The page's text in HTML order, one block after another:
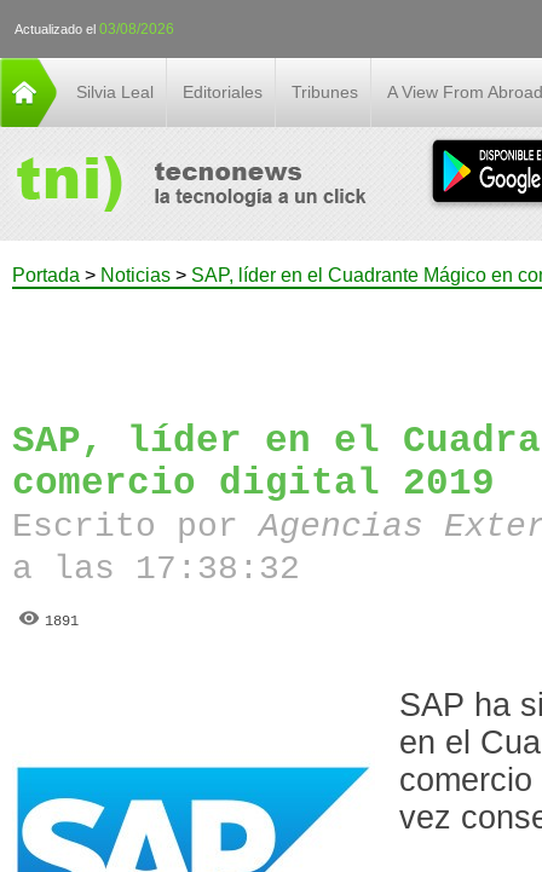
Actualizado el 03/08/2026
Silvia Leal Editoriales Tribunes A View From Abroad
Portada > Noticias > SAP, líder en el Cuadrante Mágico en
SAP, líder en el
comercio digital 2019
Escrito porAgencias
a las 17:38:32
1891
SAP ha
en el
vez